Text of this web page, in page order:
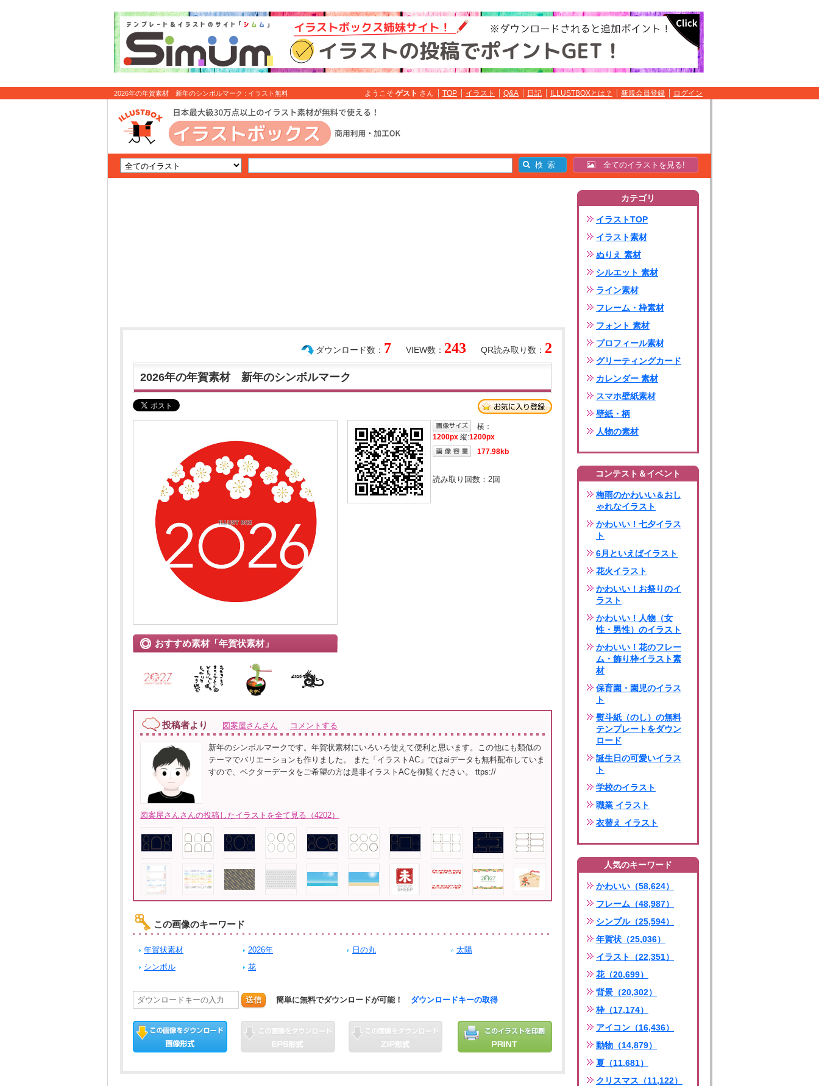
2026年の年賀素材 新年のシンボルマーク : イラスト無料 ようこそ ゲスト さん TOP イラスト Q&A 日記 ILLUSTBOXとは？ 新規会員登録 ログイン
全てのイラストを見る!
QR読み取り数： 2
VIEW数： 243
ダウンロード数： 7
2026年の年賀素材 新年のシンボルマーク
おすすめ素材「年賀状素材」
横：
1200px 縦:1200px
177.98kb
読み取り回数： 2回
投稿者より 図案屋さんさん コメントする
新年のシンボルマークです。年賀状素材にいろいろ使えて便利と思います。この他にも類似の
テーマでバリエーションも作りました。 また「イラストAC」ではaiデータも無料配布していま
すので、ベクターデータをご希望の方は是非イラストACを御覧ください。 ttps://
図案屋さんさんの投稿したイラストを全て見る（4202）
この画像のキーワード
年賀状素材 2026年 日の丸
太陽
シンボル
花
送信 簡単に無料でダウンロードが可能！ ダウンロードキーの取得
カテゴリ
イラストTOP
イラスト素材
ぬりえ 素材
シルエット 素材
ライン素材
フレーム・枠素材
フォント 素材
プロフィール素材
グリーティングカード
カレンダー 素材
スマホ壁紙素材
壁紙・柄
人物の素材
コンテスト＆イベント
梅雨のかわいい＆おし
ゃれなイラスト
かわいい！七夕イラス
ト
6月といえばイラスト
花火イラスト
かわいい！お祭りのイ
ラスト
かわいい！人物（女
性・男性）のイラスト
かわいい！花のフレー
ム・飾り枠イラスト素
材
保育園・園児のイラス
ト
熨斗紙（のし）の無料
テンプレートをダウン
ロード
誕生日の可愛いイラス
ト
学校のイラスト
職業 イラスト
衣替え イラスト
人気のキーワード
かわいい（58,624）
フレーム（48,987）
シンプル（25,594）
年賀状（25,036）
イラスト（22,351）
花（20,699）
背景（20,302）
枠（17,174）
アイコン（16,436）
動物（14,879）
夏（11,681）
クリスマス（11,122）